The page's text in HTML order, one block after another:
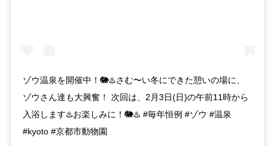
ゾウ温泉を開催中！🐘♨️さむ〜い冬にできた憩いの場に、
ゾウさん達も大興奮！ 次回は、2月3日(日)の午前11時から
入浴します♨️お楽しみに！🐘♨️ #毎年恒例 #ゾウ #温泉
#kyoto #京都市動物園